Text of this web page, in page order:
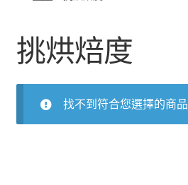
濾掛咖啡
周邊器材
量販區
挑烘焙度
找不到符合您選擇的商品